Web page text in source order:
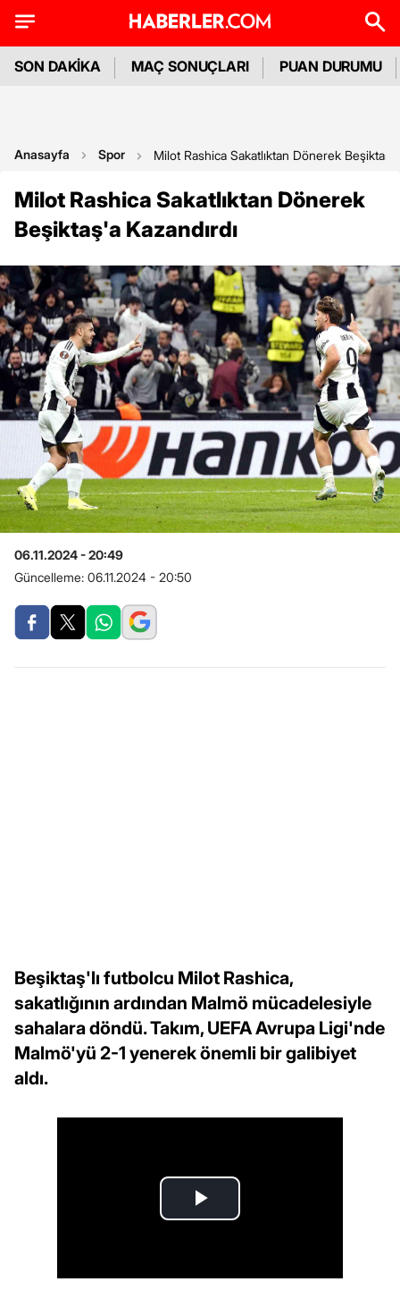
SON DAKİKA MAÇ SONUÇLARI PUAN DURUMU
Anasayfa Spor Milot Rashica Sakatlıktan Dönerek Beşiktaş'a
Milot Rashica Sakatlıktan Dönerek
Beşiktaş'a Kazandırdı
06.11.2024 - 20:49
Güncelleme: 06.11.2024 - 20:50
Beşiktaş'lı futbolcu Milot Rashica,
sakatlığının ardından Malmö mücadelesiyle
sahalara döndü. Takım, UEFA Avrupa Ligi'nde
Malmö'yü 2-1 yenerek önemli bir galibiyet
aldı.